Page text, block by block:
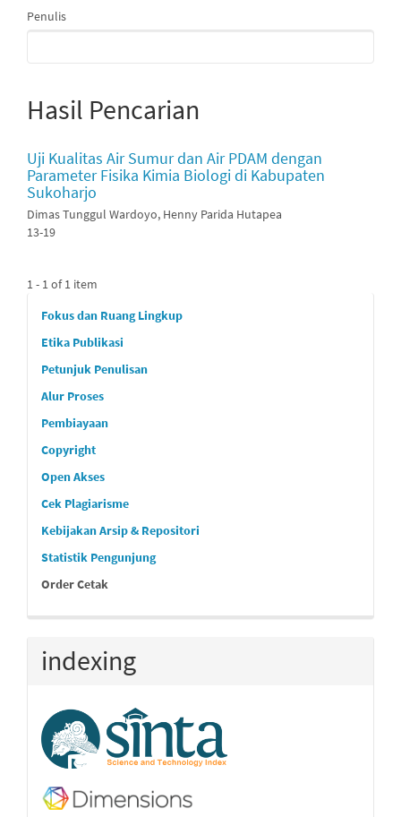
Penulis
Hasil Pencarian
Uji Kualitas Air Sumur dan Air PDAM dengan
Parameter Fisika Kimia Biologi di Kabupaten
Sukoharjo
Dimas Tunggul Wardoyo, Henny Parida Hutapea
13-19
1 - 1 of 1 item
custommenu
Fokus dan Ruang Lingkup
Etika Publikasi
Petunjuk Penulisan
Alur Proses
Pembiayaan
Copyright
Open Akses
Cek Plagiarisme
Kebijakan Arsip & Repositori
Statistik Pengunjung
Order Cetak
indexing